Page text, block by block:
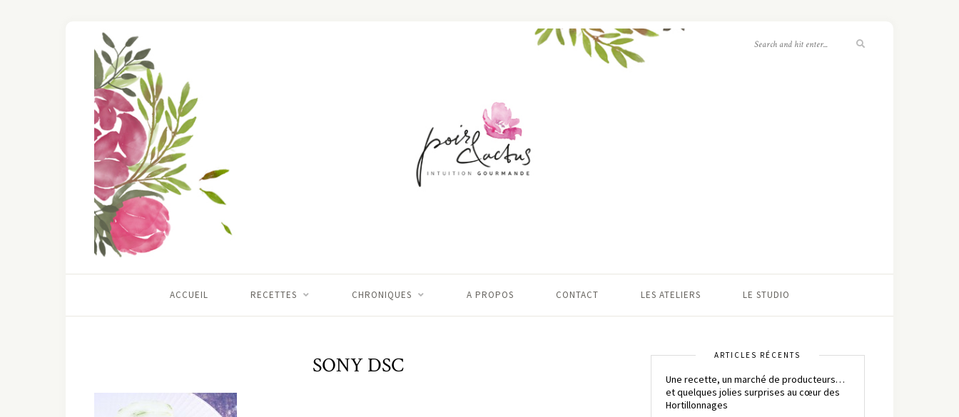
ACCUEIL RECETTES CHRONIQUES A PROPOS CONTACT LES ATELIERS LE STUDIO
SONY DSC ARTICLES RÉCENTS
Une recette, un marché de producteurs…
et quelques jolies surprises au cœur des
Hortillonnages